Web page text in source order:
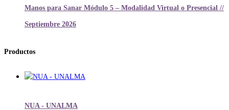
Manos para Sanar Módulo 5 – Modalidad Virtual o Presencial //
Septiembre 2026
Productos
NUA - UNALMA